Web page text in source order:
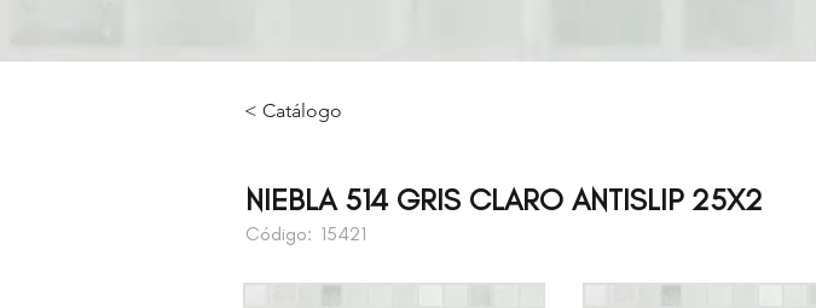
< Catálogo
NIEBLA 514 GRIS CLARO ANTISLIP 25X2
15421
Código: